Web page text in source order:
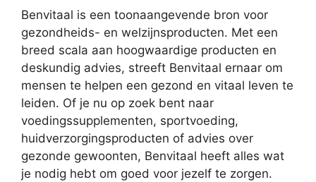
Benvitaal is een toonaangevende bron voor
gezondheids- en welzijnsproducten. Met een
breed scala aan hoogwaardige producten en
deskundig advies, streeft Benvitaal ernaar om
mensen te helpen een gezond en vitaal leven te
leiden. Of je nu op zoek bent naar
voedingssupplementen, sportvoeding,
huidverzorgingsproducten of advies over
gezonde gewoonten, Benvitaal heeft alles wat
je nodig hebt om goed voor jezelf te zorgen.